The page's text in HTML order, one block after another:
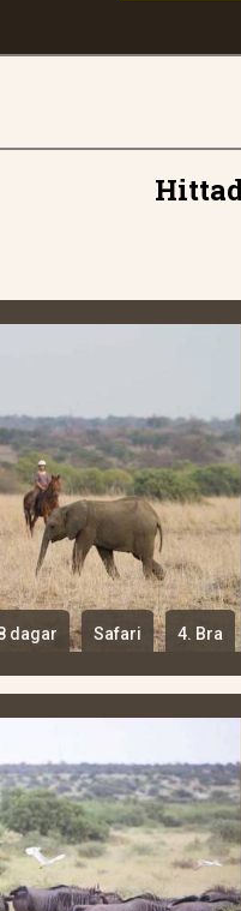
dagar Safari 4. Bra